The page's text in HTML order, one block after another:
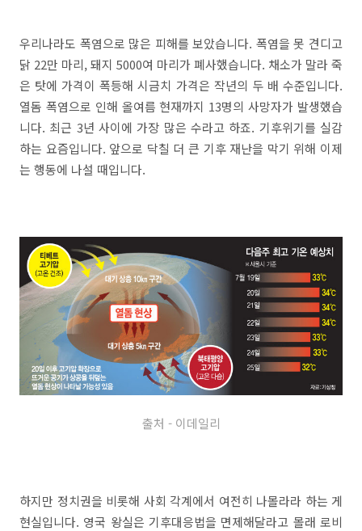
우리나라도 폭염으로 많은 피해를 보았습니다. 폭염을 못 견디고
닭 22만 마리, 돼지 5000여 마리가 폐사했습니다. 채소가 말라 죽
은 탓에 가격이 폭등해 시금치 가격은 작년의 두 배 수준입니다.
열돔 폭염으로 인해 올여름 현재까지 13명의 사망자가 발생했습
니다. 최근 3년 사이에 가장 많은 수라고 하죠. 기후위기를 실감
하는 요즘입니다. 앞으로 닥칠 더 큰 기후 재난을 막기 위해 이제
는 행동에 나설 때입니다.
출처 - 이데일리
하지만 정치권을 비롯해 사회 각계에서 여전히 나몰라라 하는 게
현실입니다. 영국 왕실은 기후대응법을 면제해달라고 몰래 로비